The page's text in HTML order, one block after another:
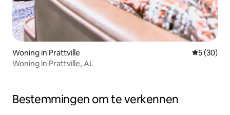
Woning in Prattville
5 (30)
Woning in Prattville, AL
Bestemmingen om te verkennen